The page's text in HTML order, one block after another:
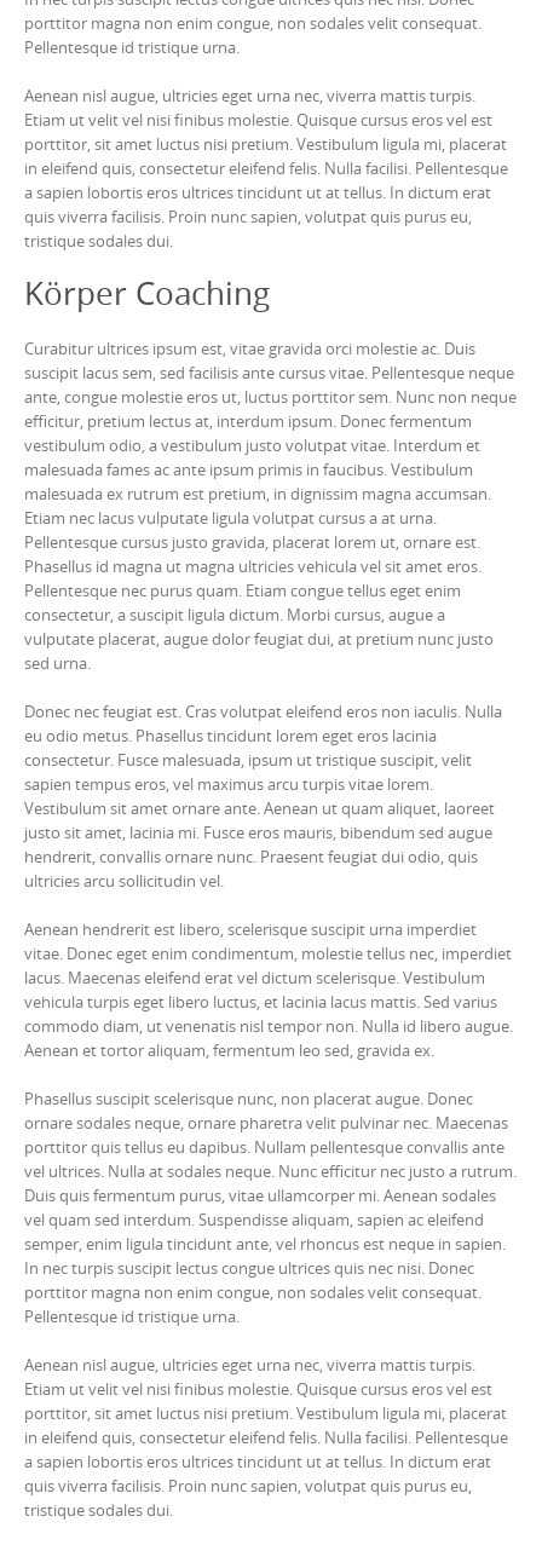
porttitor magna non enim congue, non sodales velit consequat.
Pellentesque id tristique urna.
Aenean nisl augue, ultricies eget urna nec, viverra mattis turpis.
Etiam ut velit vel nisi finibus molestie. Quisque cursus eros vel est
porttitor, sit amet luctus nisi pretium. Vestibulum ligula mi, placerat
in eleifend quis, consectetur eleifend felis. Nulla facilisi. Pellentesque
a sapien lobortis eros ultrices tincidunt ut at tellus. In dictum erat
quis viverra facilisis. Proin nunc sapien, volutpat quis purus eu,
tristique sodales dui.
Körper Coaching
Curabitur ultrices ipsum est, vitae gravida orci molestie ac. Duis
suscipit lacus sem, sed facilisis ante cursus vitae. Pellentesque neque
ante, congue molestie eros ut, luctus porttitor sem. Nunc non neque
efficitur, pretium lectus at, interdum ipsum. Donec fermentum
vestibulum odio, a vestibulum justo volutpat vitae. Interdum et
malesuada fames ac ante ipsum primis in faucibus. Vestibulum
malesuada ex rutrum est pretium, in dignissim magna accumsan.
Etiam nec lacus vulputate ligula volutpat cursus a at urna.
Pellentesque cursus justo gravida, placerat lorem ut, ornare est.
Phasellus id magna ut magna ultricies vehicula vel sit amet eros.
Pellentesque nec purus quam. Etiam congue tellus eget enim
consectetur, a suscipit ligula dictum. Morbi cursus, augue a
vulputate placerat, augue dolor feugiat dui, at pretium nunc justo
sed urna.
Donec nec feugiat est. Cras volutpat eleifend eros non iaculis. Nulla
eu odio metus. Phasellus tincidunt lorem eget eros lacinia
consectetur. Fusce malesuada, ipsum ut tristique suscipit, velit
sapien tempus eros, vel maximus arcu turpis vitae lorem.
Vestibulum sit amet ornare ante. Aenean ut quam aliquet, laoreet
justo sit amet, lacinia mi. Fusce eros mauris, bibendum sed augue
hendrerit, convallis ornare nunc. Praesent feugiat dui odio, quis
ultricies arcu sollicitudin vel.
Aenean hendrerit est libero, scelerisque suscipit urna imperdiet
vitae. Donec eget enim condimentum, molestie tellus nec, imperdiet
lacus. Maecenas eleifend erat vel dictum scelerisque. Vestibulum
vehicula turpis eget libero luctus, et lacinia lacus mattis. Sed varius
commodo diam, ut venenatis nisl tempor non. Nulla id libero augue.
Aenean et tortor aliquam, fermentum leo sed, gravida ex.
Phasellus suscipit scelerisque nunc, non placerat augue. Donec
ornare sodales neque, ornare pharetra velit pulvinar nec. Maecenas
porttitor quis tellus eu dapibus. Nullam pellentesque convallis ante
vel ultrices. Nulla at sodales neque. Nunc efficitur nec justo a rutrum.
Duis quis fermentum purus, vitae ullamcorper mi. Aenean sodales
vel quam sed interdum. Suspendisse aliquam, sapien ac eleifend
semper, enim ligula tincidunt ante, vel rhoncus est neque in sapien.
In nec turpis suscipit lectus congue ultrices quis nec nisi. Donec
porttitor magna non enim congue, non sodales velit consequat.
Pellentesque id tristique urna.
Aenean nisl augue, ultricies eget urna nec, viverra mattis turpis.
Etiam ut velit vel nisi finibus molestie. Quisque cursus eros vel est
porttitor, sit amet luctus nisi pretium. Vestibulum ligula mi, placerat
in eleifend quis, consectetur eleifend felis. Nulla facilisi. Pellentesque
a sapien lobortis eros ultrices tincidunt ut at tellus. In dictum erat
quis viverra facilisis. Proin nunc sapien, volutpat quis purus eu,
tristique sodales dui.